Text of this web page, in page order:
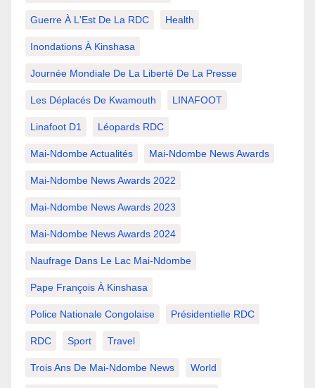
Guerre À L'Est De La RDC Health
Inondations À Kinshasa
Journée Mondiale De La Liberté De La Presse
Les Déplacés De Kwamouth LINAFOOT
Linafoot D1 Léopards RDC
Mai-Ndombe Actualités Mai-Ndombe News Awards
Mai-Ndombe News Awards 2022
Mai-Ndombe News Awards 2023
Mai-Ndombe News Awards 2024
Naufrage Dans Le Lac Mai-Ndombe
Pape François À Kinshasa
Police Nationale Congolaise Présidentielle RDC
RDC Sport Travel
Trois Ans De Mai-Ndombe News World